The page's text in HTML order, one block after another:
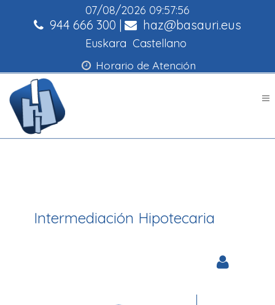
07/08/2026 09:57:56
944 666 300 | haz@basauri.eus
Euskara Castellano
Horario de Atención